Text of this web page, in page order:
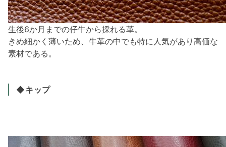
生後6か月までの仔牛から採れる革。
きめ細かく薄いため、牛革の中でも特に人気があり高価な
素材である。
◆キップ